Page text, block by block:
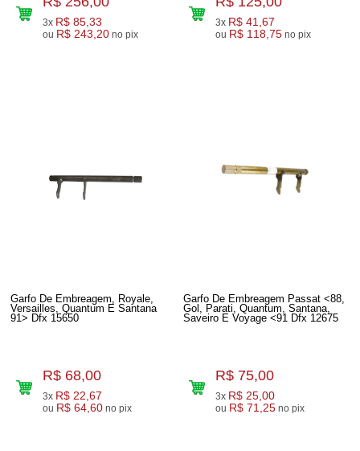
3x R$ 85,33
ou R$ 243,20 no pix
3x R$ 41,67
ou R$ 118,75 no pix
Garfo De Embreagem, Royale,
Versailles, Quantum E Santana
91> Dfx 15650
R$ 68,00
3x R$ 22,67
ou R$ 64,60 no pix
Garfo De Embreagem Passat <88,
Gol, Parati, Quantum, Santana,
Saveiro E Voyage <91 Dfx 12675
R$ 75,00
3x R$ 25,00
ou R$ 71,25 no pix